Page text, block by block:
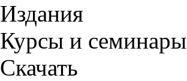
Издания
Курсы и семинары
Скачать